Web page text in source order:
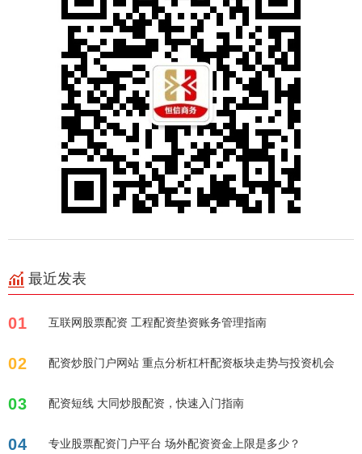
最近发表
01 互联网股票配资 工程配资垫资账务管理指南
02 配资炒股门户网站 重点分析杠杆配资板块走势与投资机会
03 配资短线 大同炒股配资，快速入门指南
04 专业股票配资门户平台 场外配资资金上限是多少？